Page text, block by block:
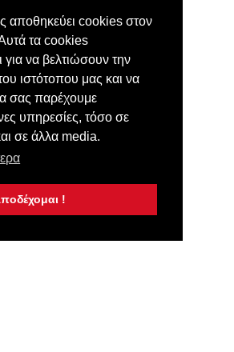
αποθηκεύει cookies στον
τα cookies
για να βελτιώσουν την
ιστότοπου μας και να
σας παρέχουμε
υπηρεσίες, τόσο σε
σε άλλα media.
!